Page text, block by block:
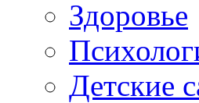
Здоровье
Детские